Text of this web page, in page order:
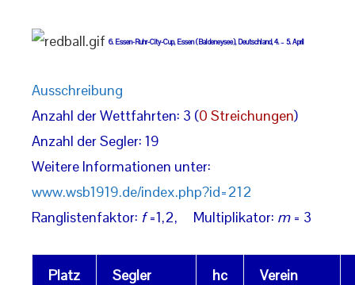
6. Essen-Ruhr-City-Cup, Essen (Baldeneysee), Deutschland, 4. – 5. April
Ausschreibung
Anzahl der Wettfahrten: 3 (0 Streichungen)
Anzahl der Segler: 19
Weitere Informationen unter:
www.wsb1919.de/index.php?id=212
Ranglistenfaktor: f=1,2, Multiplikator: m= 3
Platz Segler hc Verein